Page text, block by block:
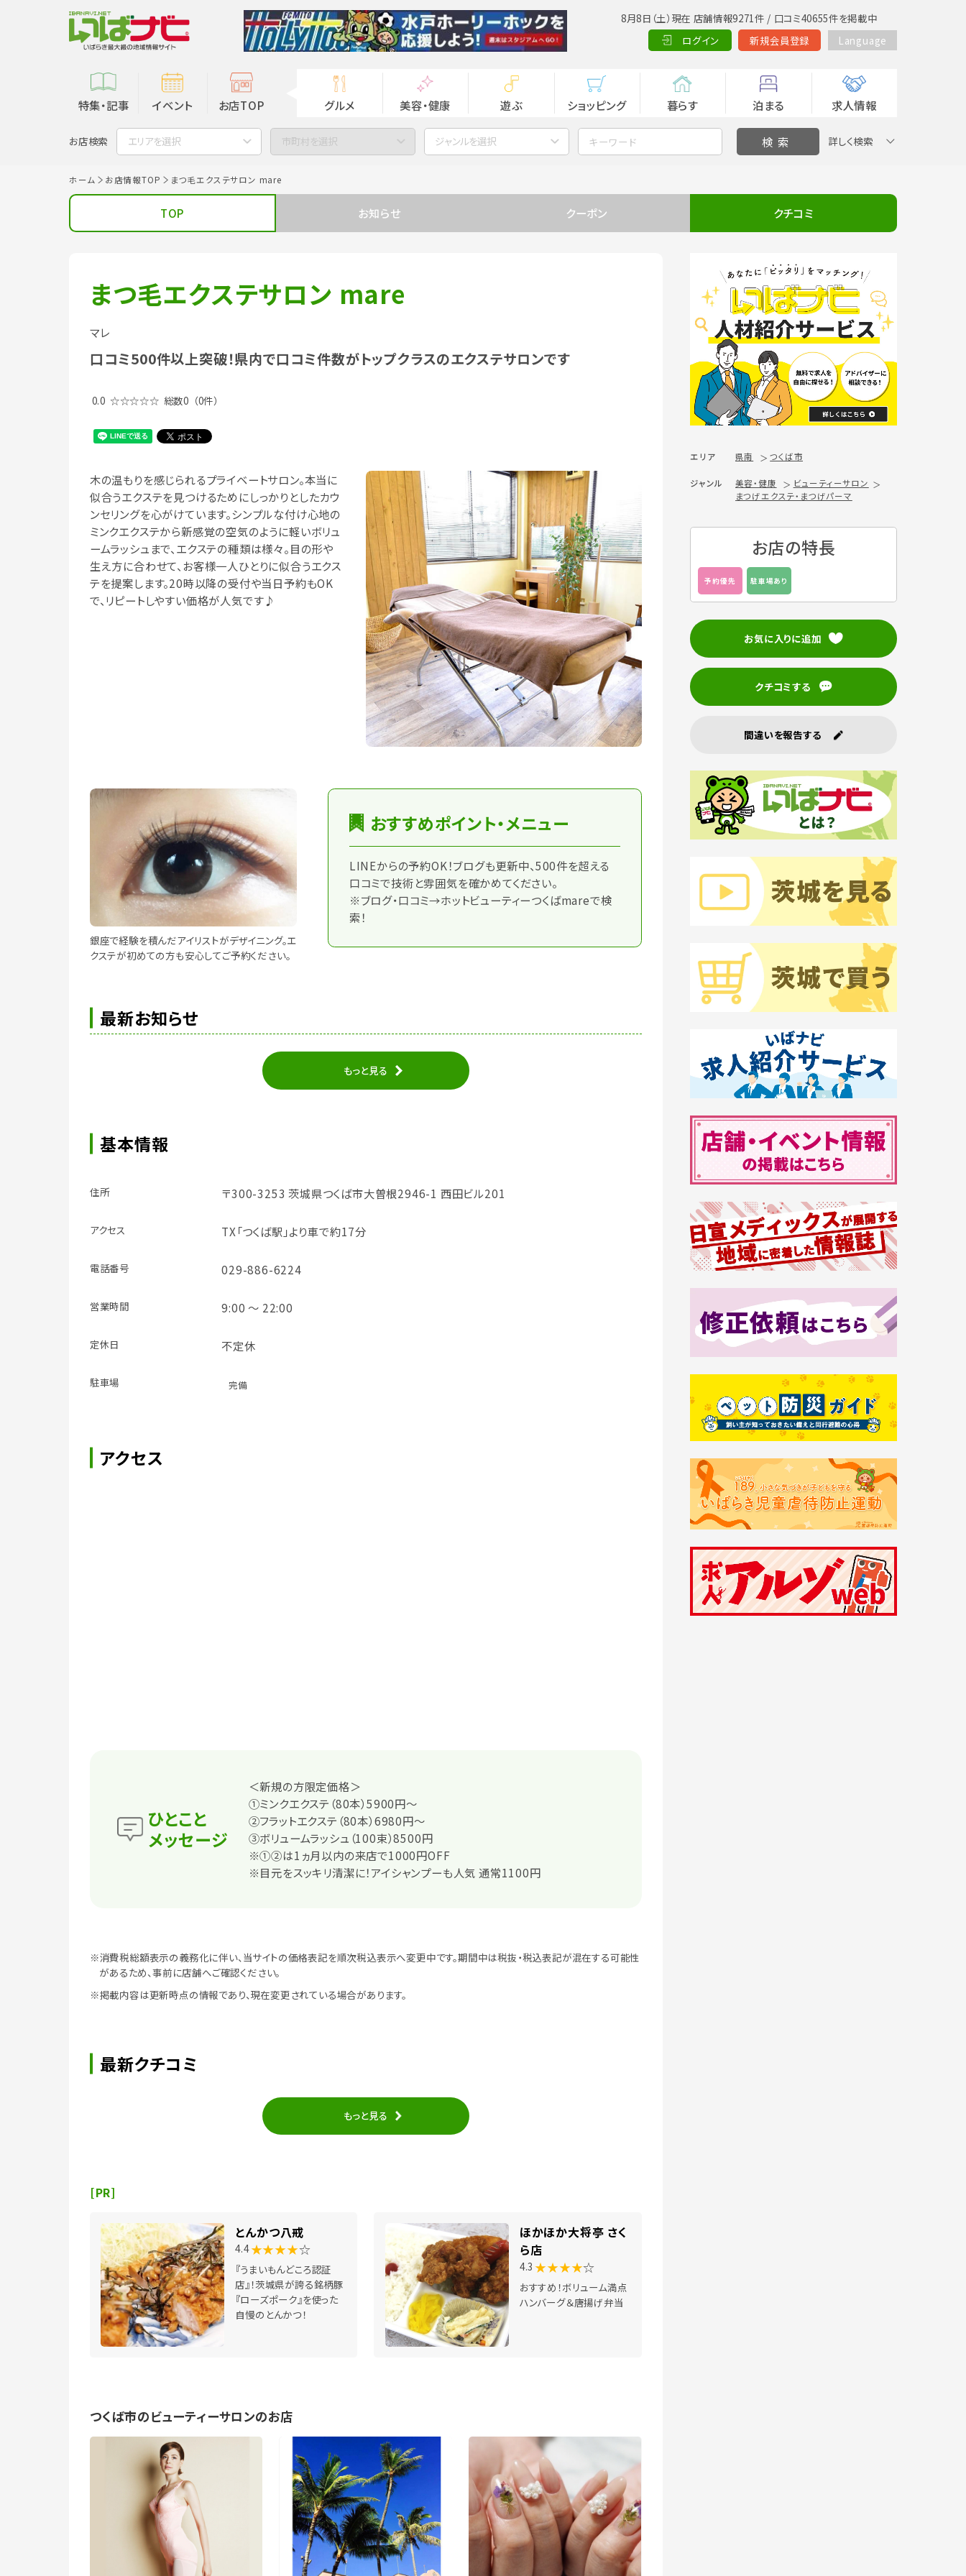
8月8日（土）現在 店舗情報9271件 / 口コミ40655件を掲載中
ログイン
新規会員登録 Language
特集・記事 イベント お店TOP グルメ 美容・健康 遊ぶ ショッピング 暮らす 泊まる 求人情報
お店検索 エリアを選択 市町村を選択 ジャンルを選択 詳しく検索
ホーム お店情報TOP まつ毛エクステサロン mare
TOP お知らせ クーポン クチコミ
まつ毛エクステサロン mare
マレ
口コミ500件以上突破！県内で口コミ件数がトップクラスのエクステサロンです
0.0 ☆☆☆☆☆ 総数0 （0件）
木の温もりを感じられるプライベートサロン。本当に
似合うエクステを見つけるためにしっかりとしたカウ
ンセリングを心がけています。シンプルな付け心地の
ミンクエクステから新感覚の空気のように軽いボリュ
ームラッシュまで、エクステの種類は様々。目の形や
生え方に合わせて、お客様一人ひとりに似合うエクス
テを提案します。20時以降の受付や当日予約もOK
で、リピートしやすい価格が人気です♪
銀座で経験を積んだアイリストがデザイニング。エ
クステが初めての方も安心してご予約ください。
おすすめポイント・メニュー
LINEからの予約OK！ブログも更新中、500件を超える
口コミで技術と雰囲気を確かめてください。
※ブログ・口コミ→ホットビューティーつくばmareで検
索！
最新お知らせ
もっと見る
基本情報
住所 〒300-3253 茨城県つくば市大曽根2946-1 西田ビル201
アクセス TX「つくば駅」より車で約17分
電話番号 029-886-6224
営業時間 9:00 ～ 22:00
定休日 不定休
駐車場 完備
アクセス
ひとこと
メッセージ
＜新規の方限定価格＞
①ミンクエクステ（80本）5900円～
②フラットエクステ（80本）6980円～
③ボリュームラッシュ（100束）8500円
※①②は1ヵ月以内の来店で1000円OFF
※目元をスッキリ清潔に！アイシャンプーも人気 通常1100円
※消費税総額表示の義務化に伴い、当サイトの価格表記を順次税込表示へ変更中です。期間中は税抜・税込表記が混在する可能性
があるため、事前に店舗へご確認ください。
※掲載内容は更新時点の情報であり、現在変更されている場合があります。
最新クチコミ
もっと見る
[PR]
とんかつ八戒
4.4★★★★☆
『うまいもんどころ認証
店』！茨城県が誇る銘柄豚
『ローズポーク』を使った
自慢のとんかつ！
ほかほか大将亭 さく
ら店
4.3 ★★★★☆
おすすめ！ボリューム満点
ハンバーグ＆唐揚げ弁当
つくば市のビューティーサロンのお店
エリア 県南 つくば市
ジャンル 美容・健康
ビューティーサロン
まつげエクステ・まつげパーマ
お店の特長
予約優先 駐車場あり
お気に入りに追加
クチコミする
間違いを報告する